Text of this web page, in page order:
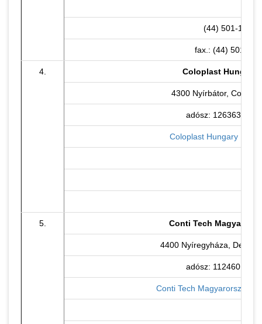
(44) 501-164
fax.: (44) 501-280
4. Coloplast Hungary
4300 Nyírbátor,
adósz: 12636332-2-
Coloplast Hungary Kft.
5. Conti Tech
4400 Nyíregyháza,
adósz: 11246017-2-
Conti Tech Magyarország